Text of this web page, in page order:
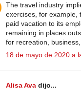
The travel industry
exercises, for example,
paid vacation to its
remaining in places
for recreation,
18 de mayo de 2020 a
Alisa Ava dijo...